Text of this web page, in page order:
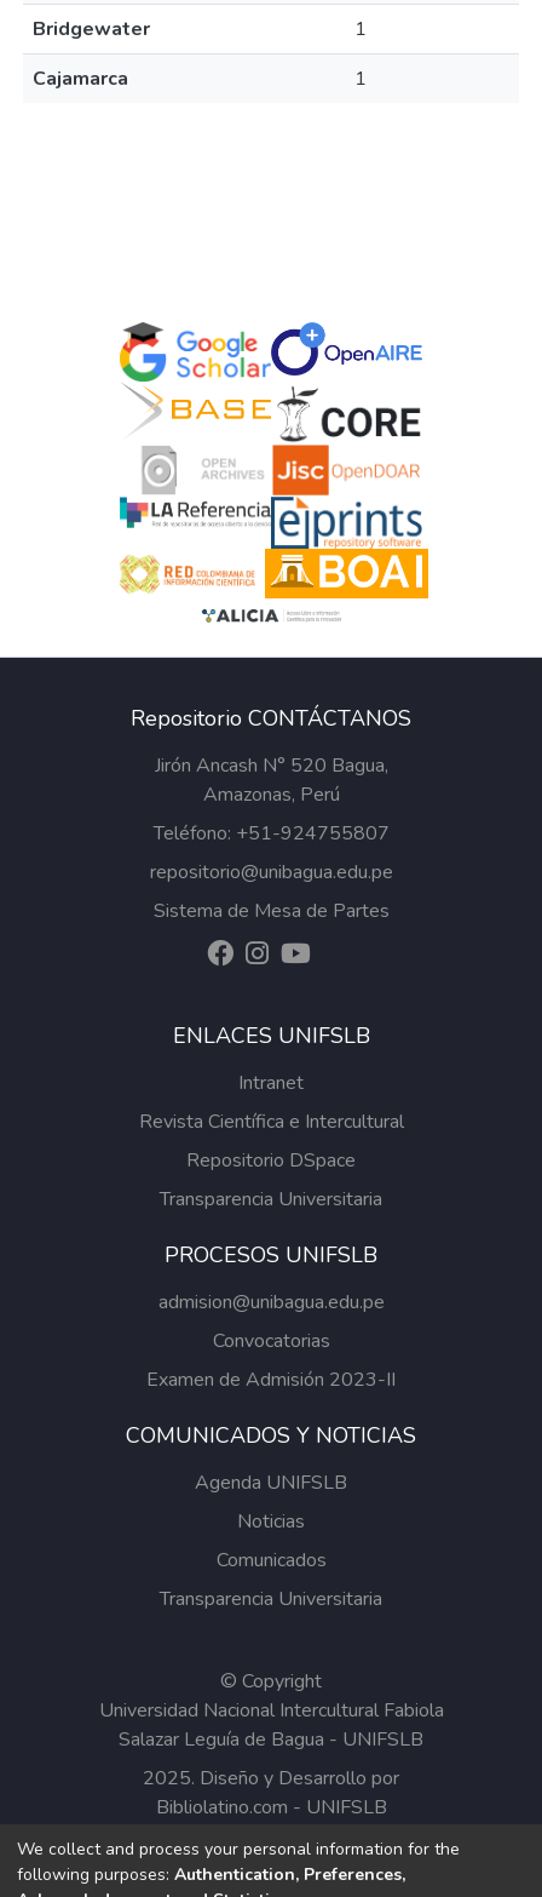
Bridgewater
1
Cajamarca
1
Repositorio CONTÁCTANOS
Jirón Ancash N° 520 Bagua,
Amazonas, Perú
Teléfono: +51-924755807
repositorio@unibagua.edu.pe
Sistema de Mesa de Partes
ENLACES UNIFSLB
Intranet
Revista Científica e Intercultural
Repositorio DSpace
Transparencia Universitaria
PROCESOS UNIFSLB
admision@unibagua.edu.pe
Convocatorias
Examen de Admisión 2023-II
COMUNICADOS Y NOTICIAS
Agenda UNIFSLB
Noticias
Comunicados
Transparencia Universitaria
© Copyright
Universidad Nacional Intercultural Fabiola
Salazar Leguía de Bagua - UNIFSLB
2025. Diseño y Desarrollo por
Bibliolatino.com - UNIFSLB
Todos los contenidos del Repositorio
Institucional de la UNIFSLB están bajo la
We collect and process your personal information for the
following purposes: Authentication, Preferences,